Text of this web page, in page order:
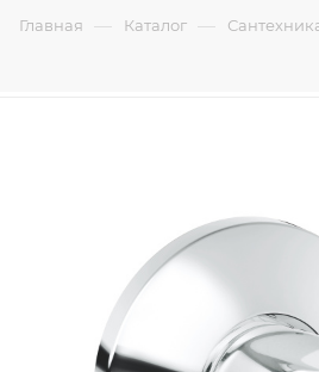
Главная — Каталог —